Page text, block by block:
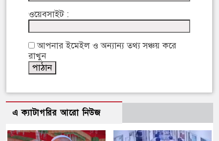
ওয়েবসাইট :
আপনার ইমেইল ও অন্যান্য তথ্য সঞ্চয় করে
রাখুন
এ ক্যাটাগরির আরো নিউজ